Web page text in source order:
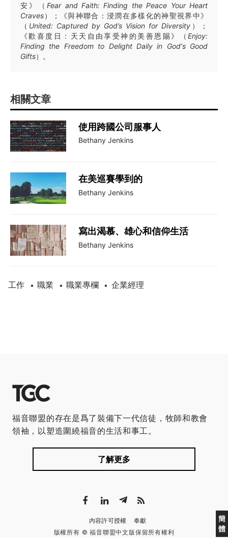
安》（Fear and Faith: Finding the Peace Your Heart
Craves）；《與神聯合：浸潤在多樣化的神聖視界中》
（ United: Captured by God’s Vision for Diversity ）；
《歡喜度日：天天自由享受神的美善恩賜》（ Enjoy:
Finding the Freedom to Delight Daily in God's Good
Gifts）。
相關文章
使用跨國公司服事人
Bethany Jenkins
在美巡賽學到的
Bethany Jenkins
寫出渴慕、雄心和信仰生活
Bethany Jenkins
工作 • 職業 • 職業專欄 • 企業經理
簡
體
福音聯盟的存在是爲了裝備下一代信徒，牧師和教會
領袖，以塑造圍繞福音的生活和事工。
了解更多
內容許可授權
奉獻
版權所有 © 福音聯盟中文版保留所有權利